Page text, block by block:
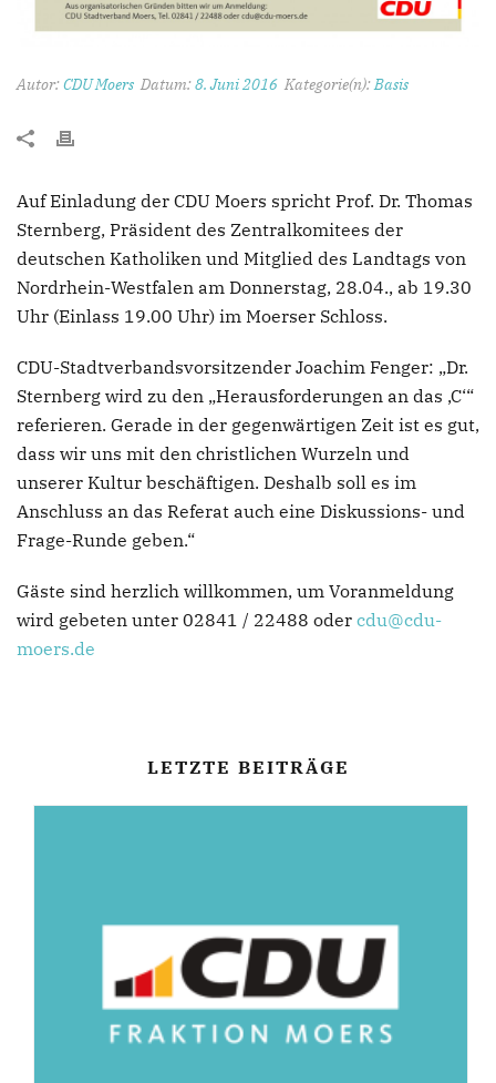
Autor:CDU Moers Datum:8. Juni 2016 Kategorie(n):Basis
Auf Einladung der CDU Moers spricht Prof. Dr. Thomas
Sternberg, Präsident des Zentralkomitees der
deutschen Katholiken und Mitglied des Landtags von
Nordrhein-Westfalen am Donnerstag, 28.04., ab 19.30
Uhr (Einlass 19.00 Uhr) im Moerser Schloss.
CDU-Stadtverbandsvorsitzender Joachim Fenger: „Dr.
Sternberg wird zu den „Herausforderungen an das ‚C‘“
referieren. Gerade in der gegenwärtigen Zeit ist es gut,
dass wir uns mit den christlichen Wurzeln und
unserer Kultur beschäftigen. Deshalb soll es im
Anschluss an das Referat auch eine Diskussions- und
Frage-Runde geben.“
Gäste sind herzlich willkommen, um Voranmeldung
wird gebeten unter 02841 / 22488 oder cdu@cdu-
moers.de
LETZTE BEITRÄGE